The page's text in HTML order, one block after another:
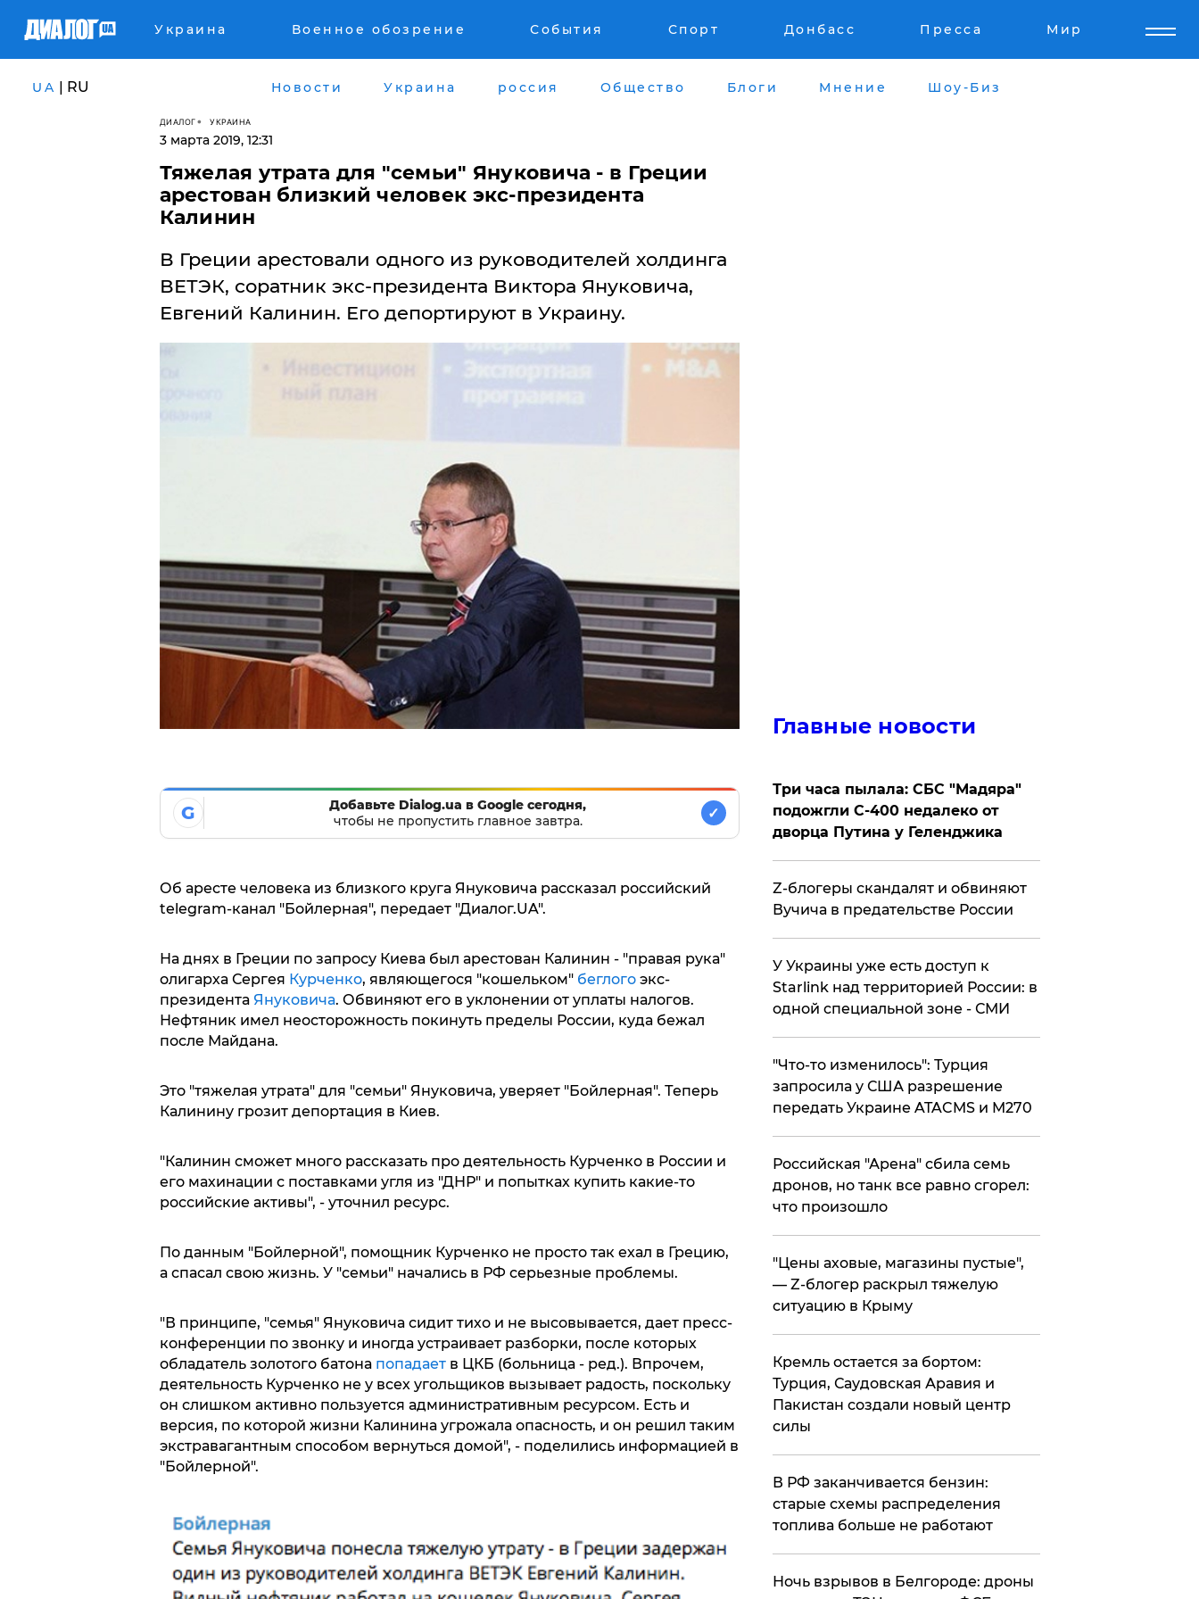
Украина Военное обозрение События Спорт Донбасс Пресса Мир
UA | RU Новости Украина россия Общество Блоги Мнение Шоу-Биз
ДИАЛОГ УКРАИНА
3 марта 2019, 12:31
Тяжелая утрата для "семьи" Януковича - в Греции
арестован близкий человек экс-президента
Калинин
​В Греции арестовали одного из руководителей холдинга
ВЕТЭК, соратник экс-президента Виктора Януковича,
Евгений Калинин. Его депортируют в Украину.
G
Добавьте Dialog.ua в Google сегодня,
чтобы не пропустить главное завтра.
✓
Об аресте человека из близкого круга Януковича рассказал российский
telegram-канал "Бойлерная", передает "Диалог.UA".
На днях в Греции по запросу Киева был арестован Калинин - "правая рука"
олигарха Сергея Курченко, являющегося "кошельком" беглогоэкс-
президента Януковича. Обвиняют его в уклонении от уплаты налогов.
Нефтяник имел неосторожность покинуть пределы России, куда бежал
после Майдана.
Это "тяжелая утрата" для "семьи" Януковича, уверяет "Бойлерная". Теперь
Калинину грозит депортация в Киев.
"Калинин сможет много рассказать про деятельность Курченко в России и
его махинации с поставками угля из "ДНР" и попытках купить какие-то
российские активы", - уточнил ресурс.
По данным "Бойлерной", помощник Курченко не просто так ехал в Грецию,
а спасал свою жизнь. У "семьи" начались в РФ серьезные проблемы.
"В принципе, "семья" Януковича сидит тихо и не высовывается, дает пресс-
конференции по звонку и иногда устраивает разборки, после которых
обладатель золотого батона попадаетв ЦКБ (больница - ред.). Впрочем,
деятельность Курченко не у всех угольщиков вызывает радость, поскольку
он слишком активно пользуется административным ресурсом. Есть и
версия, по которой жизни Калинина угрожала опасность, и он решил таким
экстравагантным способом вернуться домой", - поделились информацией в
"Бойлерной".
Главные новости
Три часа пылала: СБС "Мадяра"
подожгли С-400 недалеко от
дворца Путина у Геленджика
Z-блогеры скандалят и обвиняют
Вучича в предательстве России
У Украины уже есть доступ к
Starlink над территорией России: в
одной специальной зоне - СМИ
​"Что-то изменилось": Турция
запросила у США разрешение
передать Украине ATACMS и M270
​Российская "Арена" сбила семь
дронов, но танк все равно сгорел:
что произошло
​"Цены аховые, магазины пустые",
— Z-блогер раскрыл тяжелую
ситуацию в Крыму
​Кремль остается за бортом:
Турция, Саудовская Аравия и
Пакистан создали новый центр
силы
​В РФ заканчивается бензин:
старые схемы распределения
топлива больше не работают
​Ночь взрывов в Белгороде: дроны